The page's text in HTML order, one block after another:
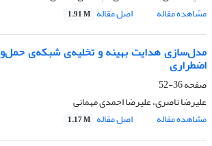
مشاهده مقاله
اصل مقاله 1.91 M
مدل‌سازی هدایت بهینه و تخلیه‌ی شبکه‌ی
اضطراری
صفحه36-52
علیرضا ناصری، علیرضا احمدی مهمانی
مشاهده مقاله
اصل مقاله 1.17 M